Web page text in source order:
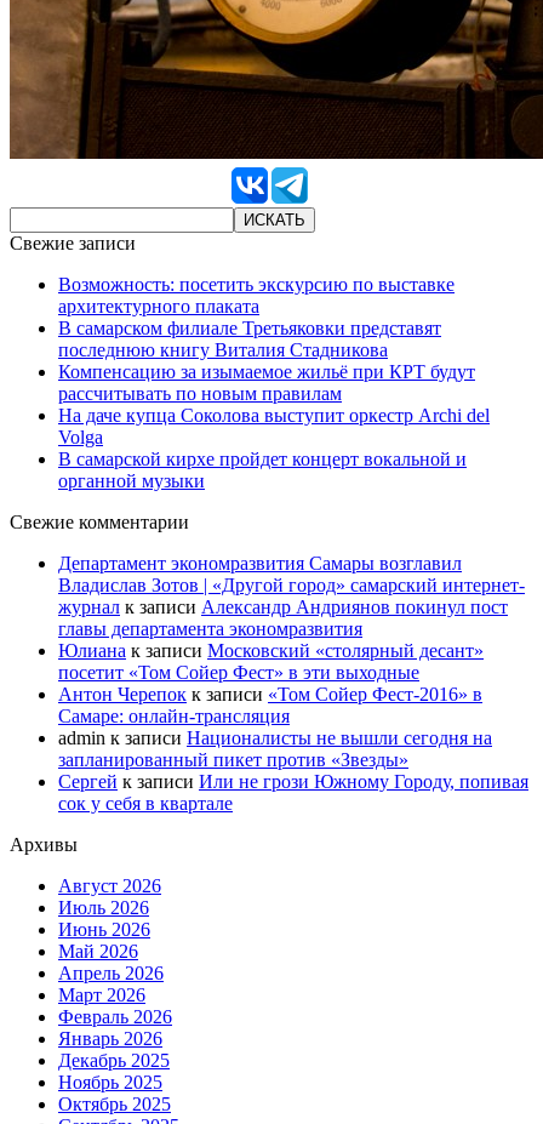
Свежие записи
Возможность: посетить экскурсию по выставке
архитектурного плаката
В самарском филиале Третьяковки представят
последнюю книгу Виталия Стадникова
Компенсацию за изымаемое жильё при КРТ будут
рассчитывать по новым правилам
На даче купца Соколова выступит оркестр Archi del
Volga
В самарской кирхе пройдет концерт вокальной и
органной музыки
Свежие комментарии
Департамент экономразвития Самары возглавил
Владислав Зотов | «Другой город» самарский интернет-
журнал к записи Александр Андриянов покинул пост
главы департамента экономразвития
Юлиана к записи Московский «столярный десант»
посетит «Том Сойер Фест» в эти выходные
Антон Черепок к записи «Том Сойер Фест-2016» в
Самаре: онлайн-трансляция
admin к записи Националисты не вышли сегодня на
запланированный пикет против «Звезды»
Сергей к записи Или не грози Южному Городу, попивая
сок у себя в квартале
Архивы
Август 2026
Июль 2026
Июнь 2026
Май 2026
Апрель 2026
Март 2026
Февраль 2026
Январь 2026
Декабрь 2025
Ноябрь 2025
Октябрь 2025